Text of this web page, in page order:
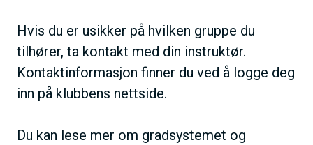
Hvis du er usikker på hvilken gruppe du
tilhører, ta kontakt med din instruktør.
Kontaktinformasjon finner du ved å logge deg
inn på klubbens nettside.
Du kan lese mer om gradsystemet og